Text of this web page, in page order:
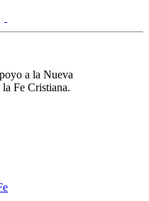
a la Nueva
Fe Cristiana.